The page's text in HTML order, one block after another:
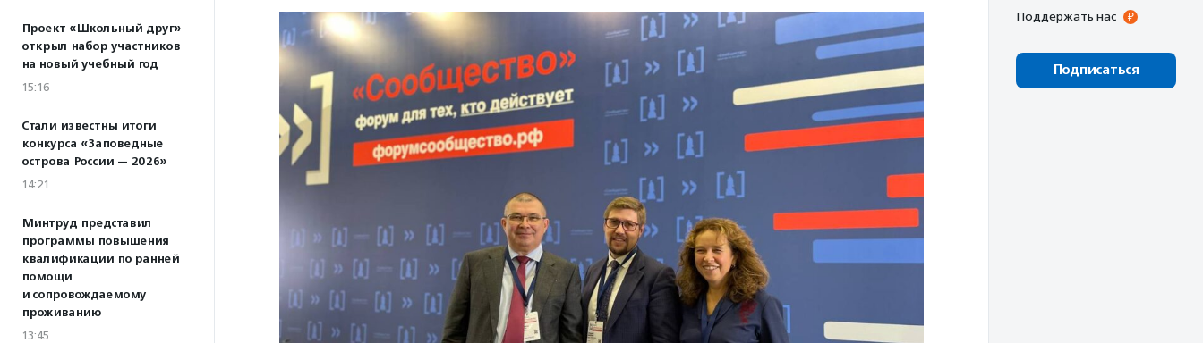
Проект «Школьный друг»
открыл набор участников
на новый учебный год
15:16
Стали известны итоги
конкурса «Заповедные
острова России — 2026»
14:21
Минтруд представил
программы повышения
квалификации по ранней
помощи
и сопровождаемому
проживанию
13:45
Поддержать нас
Подписаться